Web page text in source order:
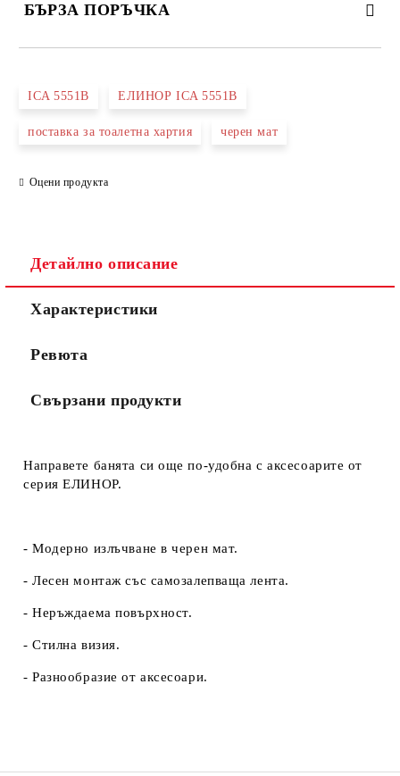
БЪРЗА ПОРЪЧКА
Съгласен съм с
ICA 5551B ЕЛИНОР ICA 5551B
поставка за тоалетна хартия черен мат
Оцени продукта
Детайлно описание
Характеристики
Ревюта
Свързани продукти
Направете банята си още по-удобна с аксесоарите от
серия ЕЛИНОР.
- Модерно излъчване в черен мат.
- Лесен монтаж със самозалепваща лента.
- Неръждаема повърхност.
- Стилна визия.
- Разнообразие от аксесоари.